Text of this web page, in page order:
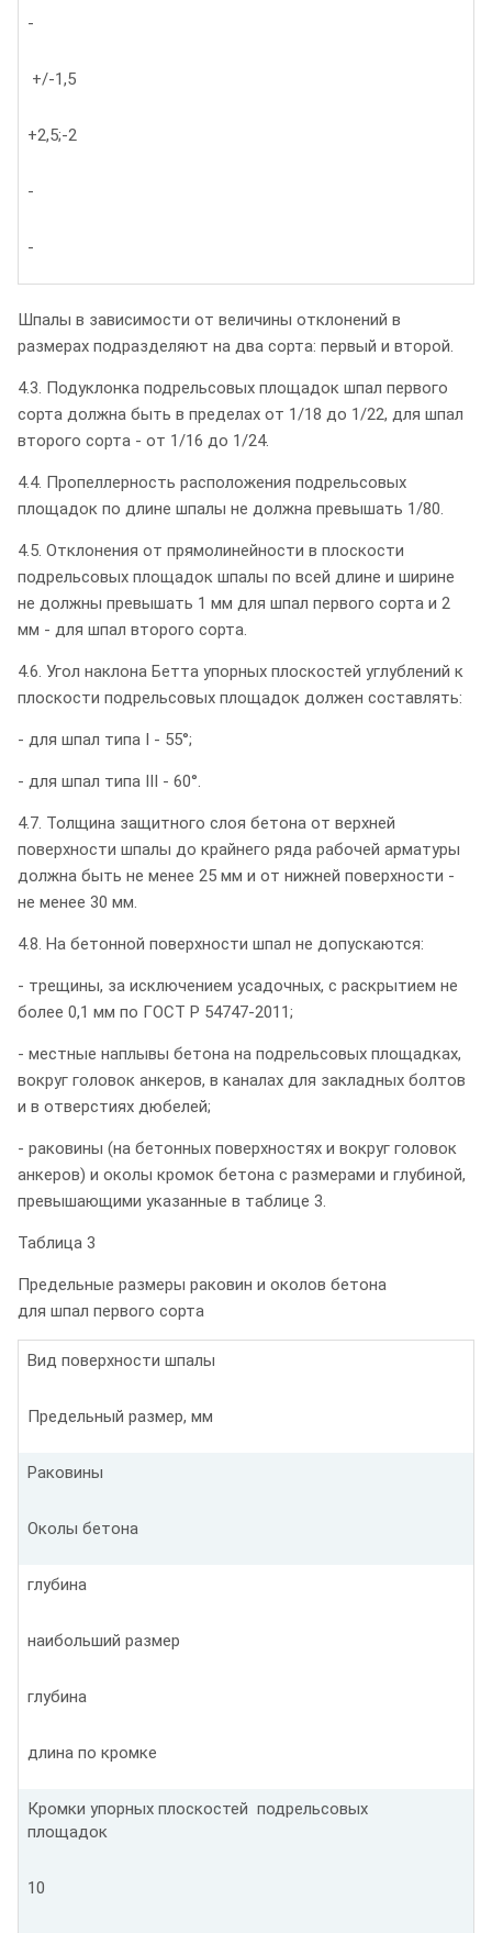
-
+/-1,5
+2,5;-2
-
-
Шпалы в зависимости от величины отклонений в
размерах подразделяют на два сорта: первый и второй.
4.3. Подуклонка подрельсовых площадок шпал первого
сорта должна быть в пределах от 1/18 до 1/22, для шпал
второго сорта - от 1/16 до 1/24.
4.4. Пропеллерность расположения подрельсовых
площадок по длине шпалы не должна превышать 1/80.
4.5. Отклонения от прямолинейности в плоскости
подрельсовых площадок шпалы по всей длине и ширине
не должны превышать 1 мм для шпал первого сорта и 2
мм - для шпал второго сорта.
4.6. Угол наклона Бетта упорных плоскостей углублений к
плоскости подрельсовых площадок должен составлять:
- для шпал типа I - 55°;
- для шпал типа III - 60°.
4.7. Толщина защитного слоя бетона от верхней
поверхности шпалы до крайнего ряда рабочей арматуры
должна быть не менее 25 мм и от нижней поверхности -
не менее 30 мм.
4.8. На бетонной поверхности шпал не допускаются:
- трещины, за исключением усадочных, с раскрытием не
более 0,1 мм по ГОСТ Р 54747-2011;
- местные наплывы бетона на подрельсовых площадках,
вокруг головок анкеров, в каналах для закладных болтов
и в отверстиях дюбелей;
- раковины (на бетонных поверхностях и вокруг головок
анкеров) и околы кромок бетона с размерами и глубиной,
превышающими указанные в таблице 3.
Таблица 3
Предельные размеры раковин и околов бетона
для шпал первого сорта
Вид поверхности шпалы
Предельный размер, мм
Раковины
Околы бетона
глубина
наибольший размер
глубина
длина по кромке
Кромки упорных плоскостей подрельсовых
площадок
10